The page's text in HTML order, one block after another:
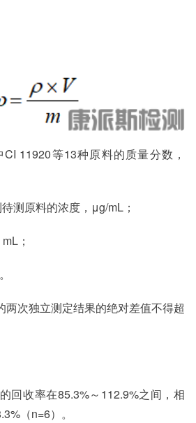
11920等13种原料的质量分数，
测原料的浓度，μg/mL；
；
两次独立测定结果的绝对差值不得超
回收率在85.3%～112.9%之间，相
（n=6）。